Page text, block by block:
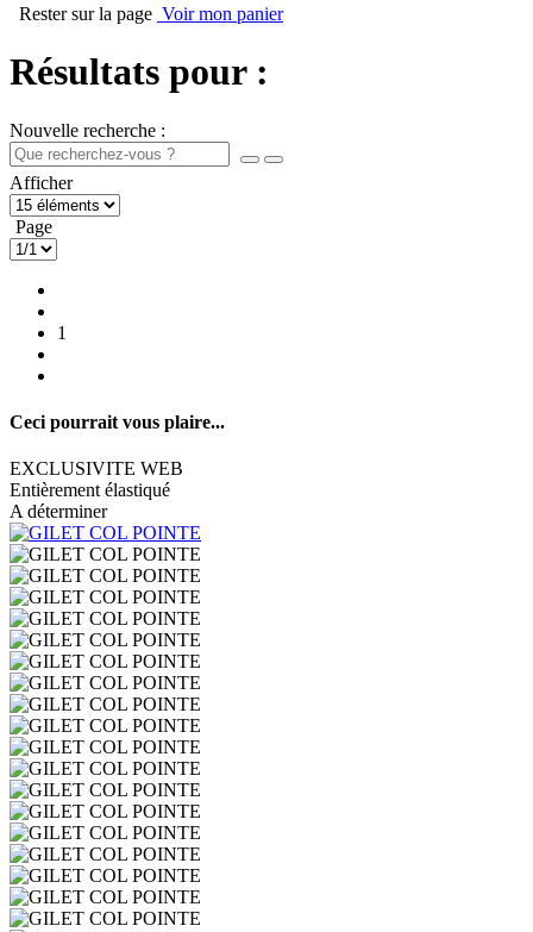
Rester sur la page Voir mon panier
Résultats pour :
Nouvelle recherche :
Afficher
Page
1
Ceci pourrait vous plaire...
EXCLUSIVITE WEB
Entièrement élastiqué
A déterminer